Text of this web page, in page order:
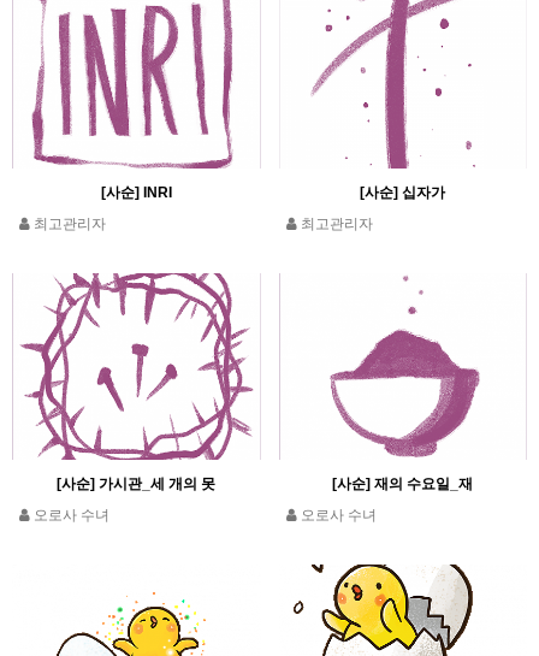
[사순] INRI
최고관리자
[사순] 십자가
최고관리자
[사순] 가시관_세 개의 못
오로사 수녀
[사순] 재의 수요일_재
오로사 수녀